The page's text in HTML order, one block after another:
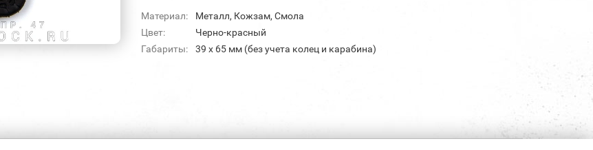
Материал:
Металл, Кожзам, Смола
Цвет:
Черно-красный
Габариты:
39 х 65 мм (без учета колец и карабина)